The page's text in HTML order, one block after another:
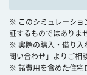
※ このシミュレーショ
証するものではありま
※ 実際の購入・借り入
問い合わせ」よりご相
※ 諸費用を含めた住宅